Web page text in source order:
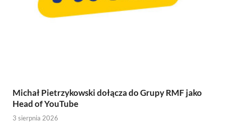
Michał Pietrzykowski dołącza do Grupy RMF jako
Head of YouTube
3 sierpnia 2026